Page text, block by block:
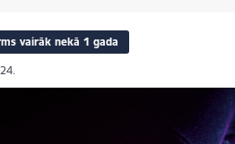
vairāk nekā 1 gada